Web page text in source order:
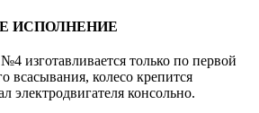
ИСПОЛНЕНИЕ
изготавливается только по первой
всасывания, колесо крепится
электродвигателя консольно.